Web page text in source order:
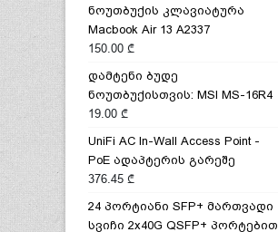
ნოუთბუქის კლავიატურა
Macbook Air 13 A2337
150.00 ₾
დამტენი ბუდე
ნოუთბუქისთვის: MSI MS-16R4
19.00 ₾
UniFi AC In-Wall Access Point -
PoE ადაპტერის გარეშე
376.45 ₾
24 პორტიანი SFP+ მართვადი
სვიჩი 2x40G QSFP+ პორტებით